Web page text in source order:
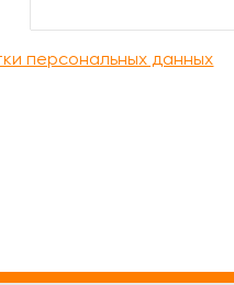
персональных данных